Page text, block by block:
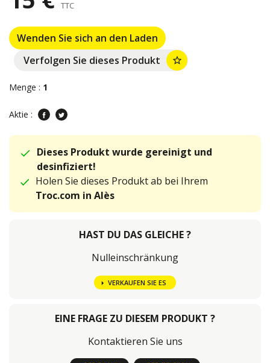
TTC
Wenden Sie sich an den Laden
Verfolgen Sie dieses Produkt
star_border
Menge : 1
Aktie :
Dieses Produkt wurde gereinigt und
desinfiziert!
Holen Sie dieses Produkt ab bei Ihrem
Troc.com in Alès
HAST DU DAS GLEICHE ?
Nulleinschränkung
VERKAUFEN SIE ES
EINE FRAGE ZU DIESEM PRODUKT ?
Kontaktieren Sie uns